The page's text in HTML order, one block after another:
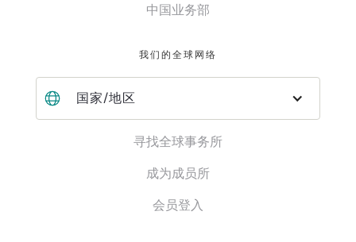
中国业务部
我们的全球网络
国家/地区
寻找全球事务所
成为成员所
会员登入